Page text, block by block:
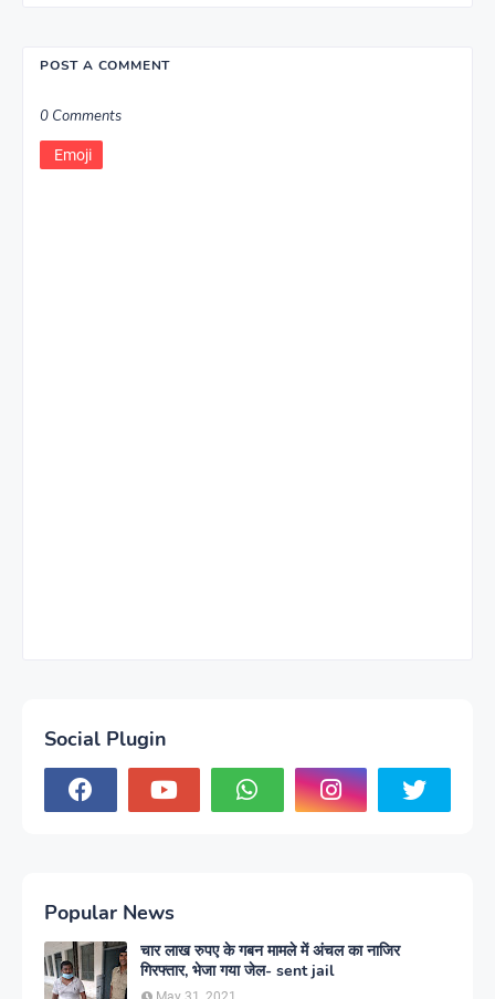
POST A COMMENT
0 Comments
Emoji
Social Plugin
Popular News
चार लाख रुपए के गबन मामले में अंचल का नाजिर
गिरफ्तार, भेजा गया जेल- sent jail